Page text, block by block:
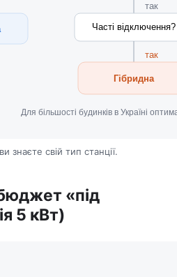
так
Часті відключення?
так
Гібридна
Для більшості будинків в Україні
знаєте свій тип станції.
«під
5 кВт)